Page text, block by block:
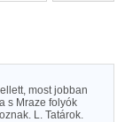
most jobban
s Mraze folyók
L. Tatárok.